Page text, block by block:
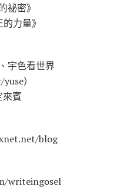
祕密》
力量》
宇色看世界
）
來賓
blog
writeingosel